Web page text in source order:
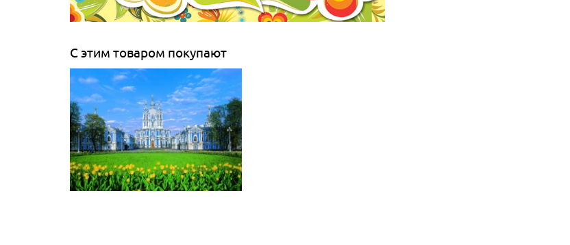
С этим товаром покупают